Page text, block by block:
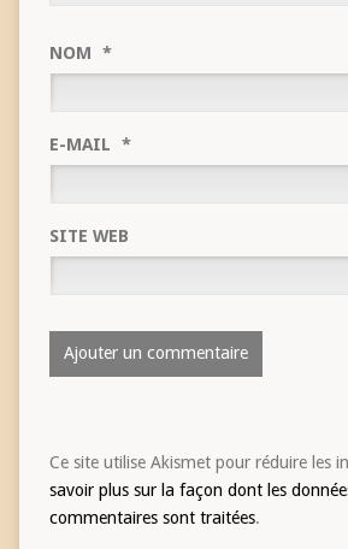
NOM *
E-MAIL *
SITE WEB
Ce site utilise Akismet pour réduire les
savoir plus sur la façon dont les
commentaires sont traitées.